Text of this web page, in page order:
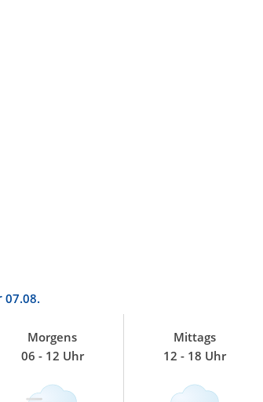
07.08.
Morgens
06 - 12 Uhr
Mittags
12 - 18 Uhr